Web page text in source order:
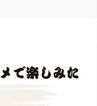
で楽しみた